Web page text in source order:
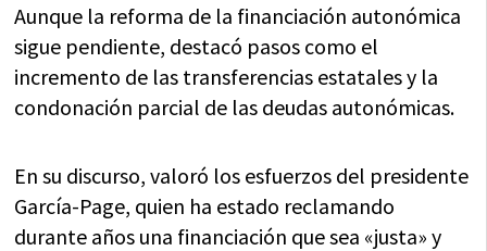
Aunque la reforma de la financiación autonómica
sigue pendiente, destacó pasos como el
incremento de las transferencias estatales y la
condonación parcial de las deudas autonómicas.
En su discurso, valoró los esfuerzos del presidente
García-Page, quien ha estado reclamando
durante años una financiación que sea «justa» y